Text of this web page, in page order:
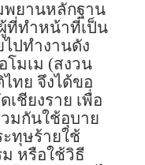
พยานหลักฐาน
ที่ทำหน้าที่เป็น
ปทำงานดัง
มเม (สงวน
ทย จึงได้ขอ
ชียงราย เพื่อ
มกันใช้อุบาย
ทุษร้ายใช้
หรือใช้วิธี